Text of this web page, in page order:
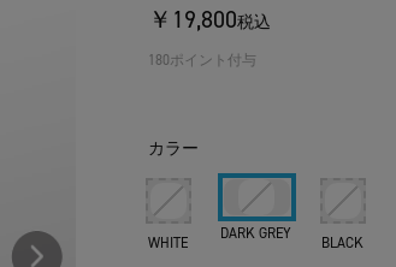
￥19,800税込
180ポイント付与
カラー
WHITE DARK GREY BLACK